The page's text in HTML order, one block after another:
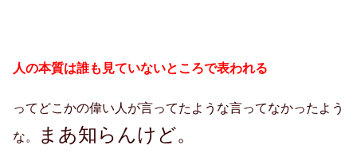
人の本質は誰も見ていないところで表われる
ってどこかの偉い人が言ってたような言ってなかったよう
な。 まあ知らんけど。